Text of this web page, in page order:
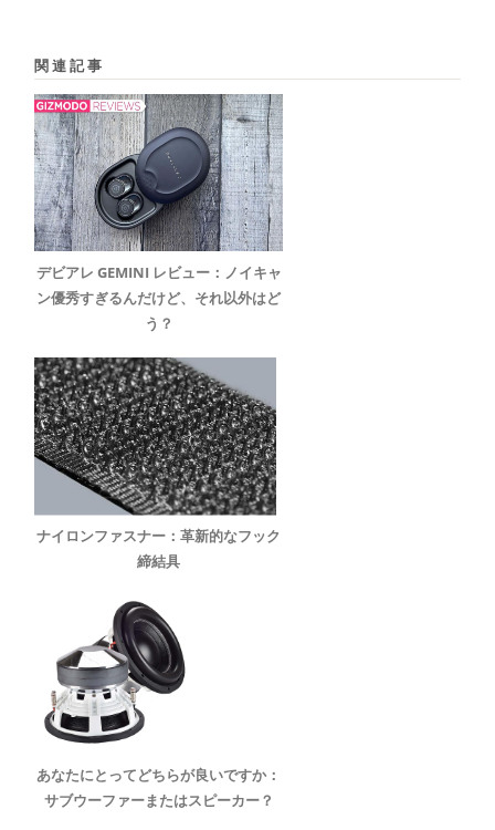
関連記事
デビアレ GEMINI レビュー：ノイキャ
ン優秀すぎるんだけど、それ以外はど
う？
ナイロンファスナー：革新的なフック
締結具
あなたにとってどちらが良いですか：
サブウーファーまたはスピーカー？